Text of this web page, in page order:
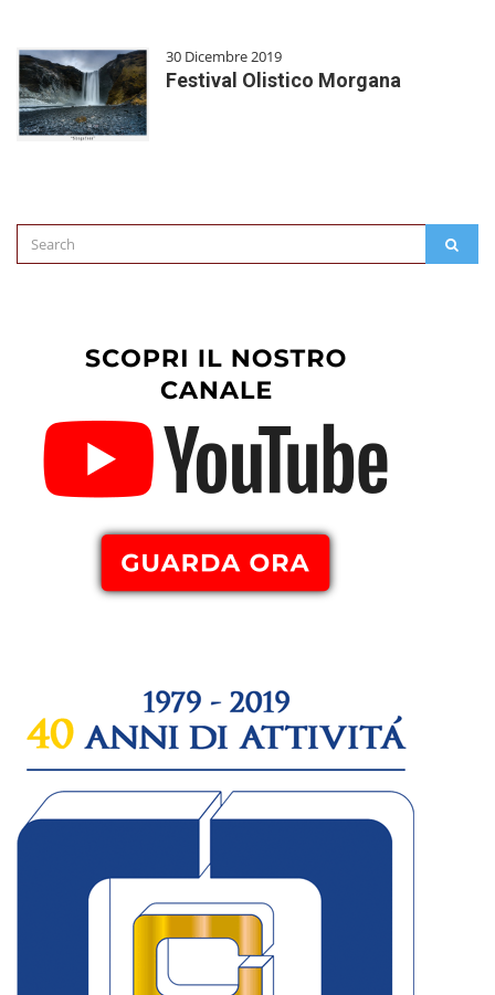
30 Dicembre 2019
Festival Olistico Morgana
Search
for: